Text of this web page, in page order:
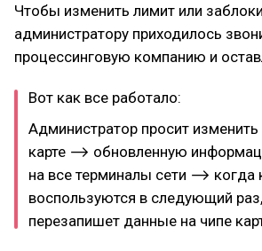
Чтобы изменить лимит или
администратору приходилось
процессинговую компанию и
Вот как все работало:
Администратор просит изменить
карте ⟶ обновленную
на все терминалы сети ⟶ когда
воспользуются в следующий
перезапишет данные на чипе